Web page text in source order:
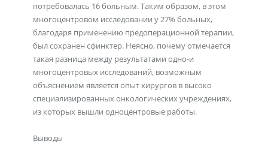
потребовалась 16 больным. Таким образом, в этом
многоцентровом исследовании у 27% больных,
благодаря применению предоперационной терапии,
был сохранен сфинктер. Неясно, почему отмечается
такая разница между результатами одно-и
многоцентровых исследований, возможным
объяснением является опыт хирургов в высоко
специализированных онкологических учреждениях,
из которых вышли одноцентровые работы.
Выводы